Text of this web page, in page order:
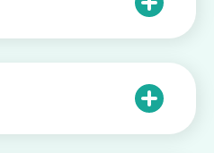
したい2つの方法
】 モラハラ（モラル
】 家族の接し方や活用
グとは？医療との違い